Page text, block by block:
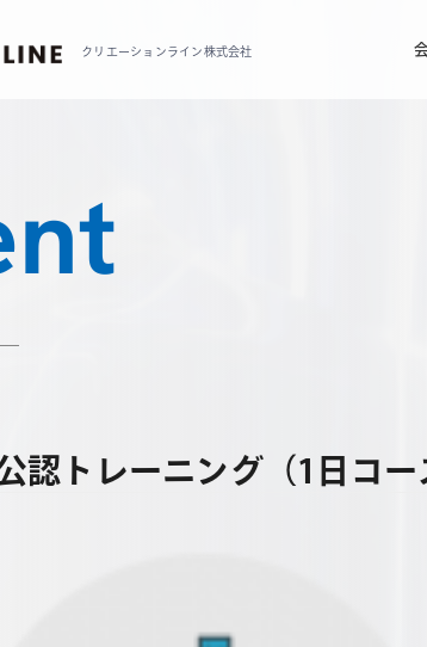
クリエーションライン株式会社
認トレーニング（1日コ